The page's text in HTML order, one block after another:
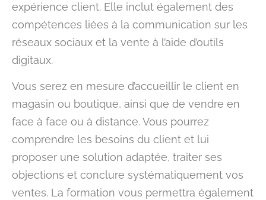
expérience client. Elle inclut également des
compétences liées à la communication sur les
réseaux sociaux et la vente à l’aide d’outils
digitaux.
Vous serez en mesure d’accueillir le client en
magasin ou boutique, ainsi que de vendre en
face à face ou à distance. Vous pourrez
comprendre les besoins du client et lui
proposer une solution adaptée, traiter ses
objections et conclure systématiquement vos
ventes. La formation vous permettra également